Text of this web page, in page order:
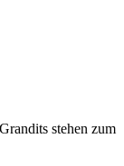
stehen zum